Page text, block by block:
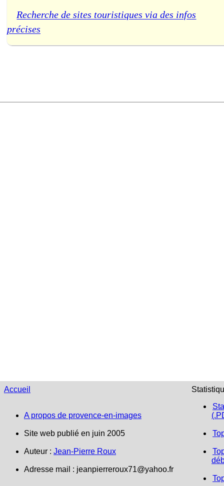
Recherche de sites touristiques via des infos
précises
Accueil
A propos de provence-en-images
Site web publié en juin 2005
Auteur : Jean-Pierre Roux
Adresse mail : jeanpierreroux71@yahoo.fr